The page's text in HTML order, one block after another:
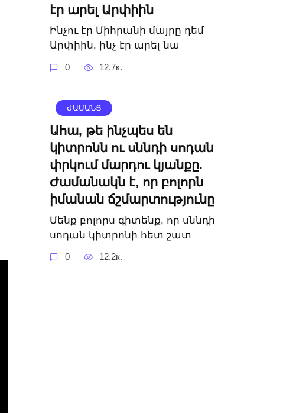
էր արել Արփիին
Ինչու էր Միհրանի մայրը դեմ
Արփիին, ինչ էր արել նա
0 12.7к.
ԺԱՄԱՆՑ
Ահա, թե ինչպես են
կիտրոնն ու սննդի սոդան
փրկում մարդու կյանքը.
Ժամանակն է, որ բոլորն
իմանան ճշմարտությունը
Մենք բոլորս գիտենք, որ սննդի
սոդան կիտրոնի հետ շատ
0 12.2к.